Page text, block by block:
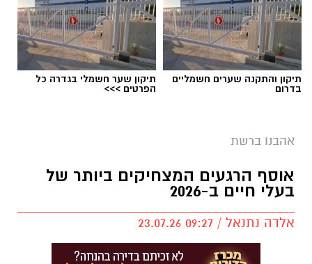
תיקון והתקנה שערים חשמליים
בדרום
תיקון שער חשמלי בגדרה כל
הפרטים >>>
אהבנו ברשת
אוסף הרגעים המצחיקים ביותר של
בעלי חיים ב-2026
אלדה נתנאל / 09:27 23.07.26